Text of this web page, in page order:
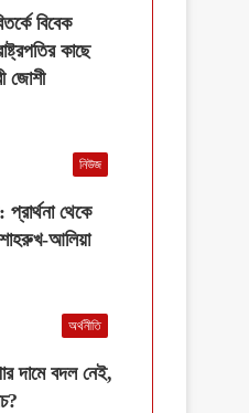
বিবেক
কাছে
জোশী
নিউজ
থেকে
শাহরুখ-আলিয়া
অর্থনীতি
দামে বদল নেই,